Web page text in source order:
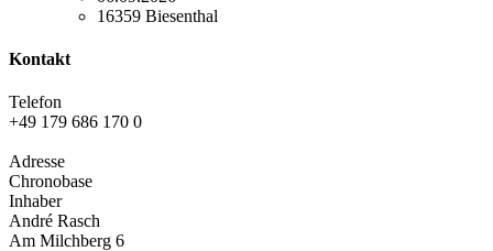
16359 Biesenthal
Kontakt
Telefon
+49 179 686 170 0
Adresse
Chronobase
Inhaber
André Rasch
Am Milchberg 6